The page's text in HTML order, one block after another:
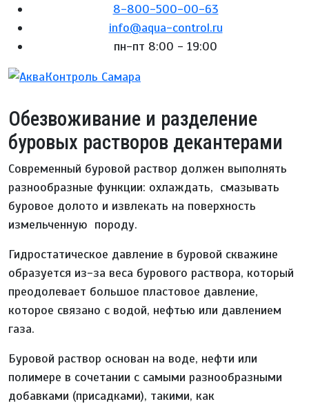
8-800-500-00-63
info@aqua-control.ru
пн-пт 8:00 - 19:00
Обезвоживание и разделение
буровых растворов декантерами
Современный буровой раствор должен выполнять
разнообразные функции: охлаждать, смазывать
буровое долото и извлекать на поверхность
измельченную породу.
Гидростатическое давление в буровой скважине
образуется из-за веса бурового раствора, который
преодолевает большое пластовое давление,
которое связано с водой, нефтью или давлением
газа.
Буровой раствор основан на воде, нефти или
полимере в сочетании с самыми разнообразными
добавками (присадками), такими, как